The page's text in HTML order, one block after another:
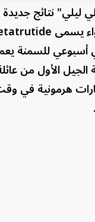
ليلي" نتائج جديدة
أسبوعي للسمنة
3 مسارات هرمونية